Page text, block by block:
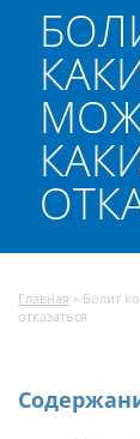
Главная » Болит
отказаться